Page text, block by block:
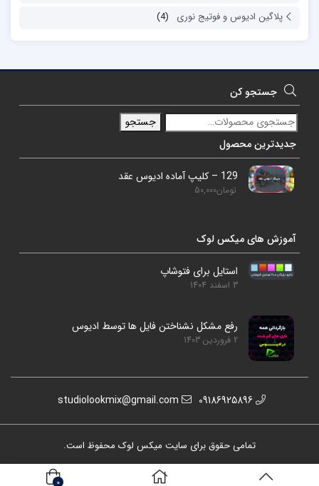
پلاگین ادیوس و فوتیج نوری
(4)
جستجو کن
جستجو
جدیدترین محصول
129 – کلیپ آماده ادیوس عقد
تومان50,000
آموزش های میکس لوک
استایل برای فتوشاپ
3 اسفند 1404
رفع مشکل نشناختن فایل ها توسط ادیوس
2 فروردین 1403
09186925896
studiolookmix@gmail.com
تمامی حقوق برای سایت میکس لوک محفوظ است.
0